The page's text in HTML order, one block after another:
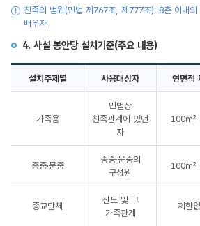
친족의 범위(민법 제767조, 제777조): 8촌 이내
배우자
4. 사설 봉안당 설치기준(주요 내용)
봉안당
(주요
설치주제별 사용대상자 연면적
가족용
민법상
친족관계에 있던
자
100㎡
종중·문중
종중·문중의
구성원
100㎡
종교단체
신도 및 그
가족관계
제한